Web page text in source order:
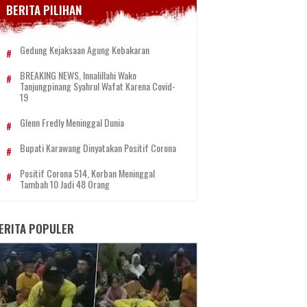
BERITA PILIHAN
Gedung Kejaksaan Agung Kebakaran
BREAKING NEWS, Innalillahi Wako
Tanjungpinang Syahrul Wafat Karena Covid-
19
Glenn Fredly Meninggal Dunia
Bupati Karawang Dinyatakan Positif Corona
Positif Corona 514, Korban Meninggal
Tambah 10 Jadi 48 Orang
POPULER